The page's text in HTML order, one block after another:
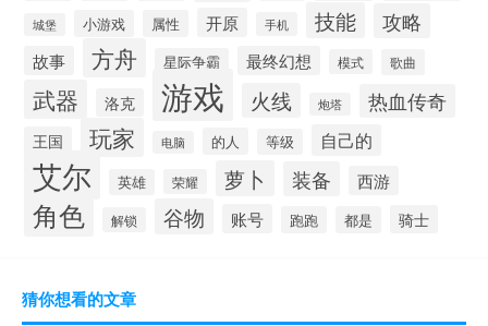
城堡 小游戏 属性 开原 手机 技能 攻略
故事 方舟 星际争霸 最终幻想 模式 歌曲
武器 洛克 游戏 火线 炮塔 热血传奇
王国 玩家 电脑 的人 等级 自己的
艾尔 英雄 荣耀 萝卜 装备 西游
角色 解锁 谷物 账号 跑跑 都是 骑士
猜你想看的文章